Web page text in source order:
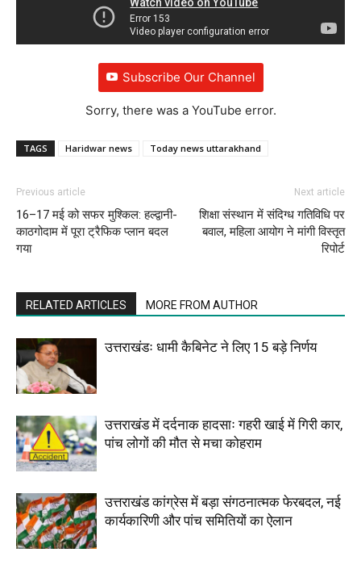
Subscribe Our Channel
Sorry, there was a YouTube error.
TAGS Haridwar news Today news uttarakhand
Previous article
16–17 मई को सफर मुश्किल: हल्द्वानी-
काठगोदाम में पूरा ट्रैफिक प्लान बदल
गया
Next article
शिक्षा संस्थान में संदिग्ध गतिविधि पर
बवाल, महिला आयोग ने मांगी विस्तृत
रिपोर्ट
RELATED ARTICLES MORE FROM AUTHOR
उत्तराखंडः धामी कैबिनेट ने लिए 15 बड़े निर्णय
उत्तराखंड में दर्दनाक हादसाः गहरी खाई में गिरी कार,
पांच लोगों की मौत से मचा कोहराम
उत्तराखंड कांग्रेस में बड़ा संगठनात्मक फेरबदल, नई
कार्यकारिणी और पांच समितियों का ऐलान